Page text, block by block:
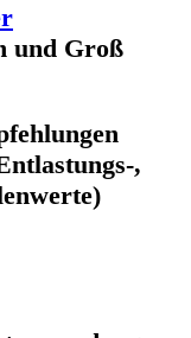
und Groß
,